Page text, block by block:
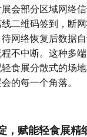
会部分区域网络
二维码签到，断
网络恢复后数据
不中断。这种多
食展分散式的场
的每一个角落。
，赋能轻食展精